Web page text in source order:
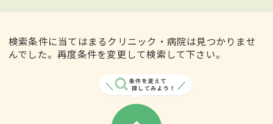
検索条件に当てはまるクリニック・病院は見つかりませ
んでした。再度条件を変更して検索して下さい。